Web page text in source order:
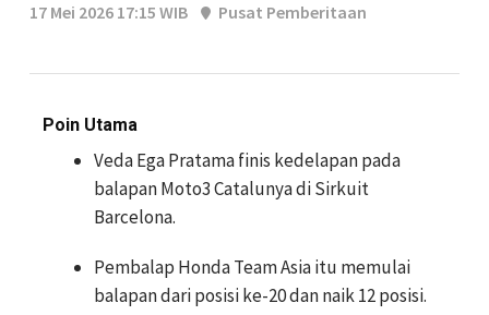
17 Mei 2026 17:15 WIB
Pusat Pemberitaan
Poin Utama
Veda Ega Pratama finis kedelapan pada
balapan Moto3 Catalunya di Sirkuit
Barcelona.
Pembalap Honda Team Asia itu memulai
balapan dari posisi ke-20 dan naik 12 posisi.